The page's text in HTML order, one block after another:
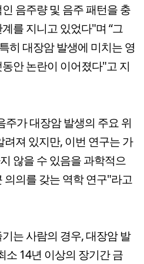
음주량 및 음주 패턴을 충
를 지니고 있었다"며 “그
히 대장암 발생에 미치는 영
안 논란이 이어졌다"고 지
주가 대장암 발생의 주요 위
져 있지만, 이번 연구는 가
않을 수 있음을 과학적으
의의를 갖는 역학 연구"라고
는 사람의 경우, 대장암 발
소 14년 이상의 장기간 금